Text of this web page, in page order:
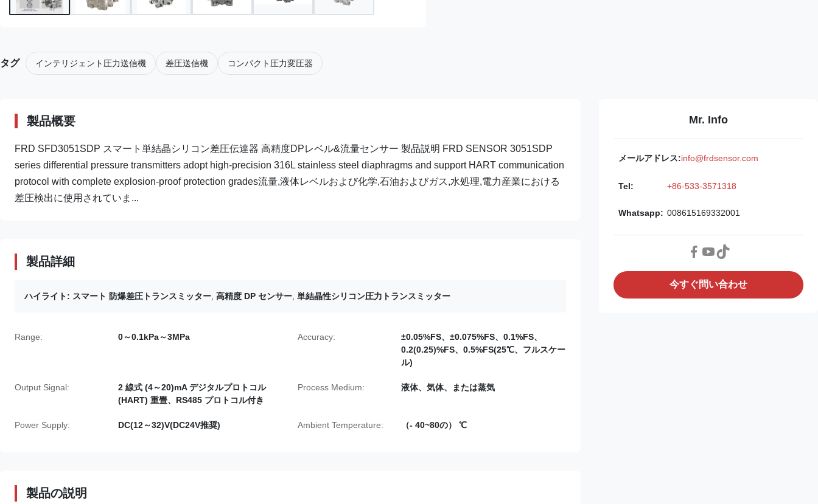
タグ インテリジェント圧力送信機 差圧送信機 コンパクト圧力変圧器
製品概要
FRD SFD3051SDP スマート単結晶シリコン差圧伝達器 高精度DPレベル&流量センサー 製品説明 FRD SENSOR 3051SDP
series differential pressure transmitters adopt high-precision 316L stainless steel diaphragms and support HART communication
protocol with complete explosion-proof protection grades流量,液体レベルおよび化学,石油およびガス,水処理,電力産業における
差圧検出に使用されていま...
製品詳細
ハイライト: スマート 防爆差圧トランスミッター 高精度 DP センサー 単結晶性シリコン圧力トランスミッター
Range: 0～0.1kPa～3MPa Accuracy:
±0.05%FS、±0.075%FS、0.1%FS、
0.2(0.25)%FS、0.5%FS(25℃、フルスケー
ル)
Output Signal:
2 線式 (4～20)mA デジタルプロトコル
(HART) 重畳、RS485 プロトコル付き
Process Medium: 液体、気体、または蒸気
Power Supply: DC(12～32)V(DC24V推奨) Ambient Temperature: （- 40~80の） ℃
製品の説明
Mr. Info
メールアドレス:info@frdsensor.com
Tel: +86-533-3571318
Whatsapp: 008615169332001
今すぐ問い合わせ